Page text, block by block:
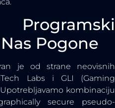
Pogone
je od strane neovisnih
Labs i GLI (Gaming
kombinaciju
secure pseudo-